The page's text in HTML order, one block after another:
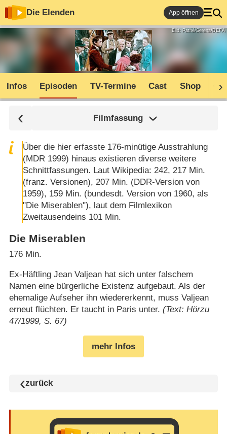
Die Elenden App öffnen
Bild: Pathé/Serena/DEFA
Infos Episoden TV-Termine Cast Shop
Filmfassung
Über die hier erfasste 176-minütige Ausstrahlung
(MDR 1999) hinaus existieren diverse weitere
Schnittfassungen. Laut Wikipedia: 242, 217 Min.
(franz. Versionen), 207 Min. (DDR-Version von
1959), 159 Min. (bundesdt. Version von 1960, als
"Die Miserablen"), laut dem Filmlexikon
Zweitausendeins 101 Min.
Die Miserablen
176 Min.
Ex-Häftling Jean Valjean hat sich unter falschem
Namen eine bürgerliche Existenz aufgebaut. Als der
ehemalige Aufseher ihn wiedererkennt, muss Valjean
erneut flüchten. Er taucht in Paris unter. (Text: Hörzu
47/1999, S. 67)
mehr Infos
zurück